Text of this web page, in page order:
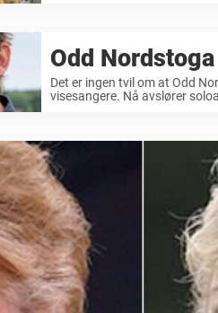
Odd
Det er ingen tvil om at Odd
visesangere. Nå avslører